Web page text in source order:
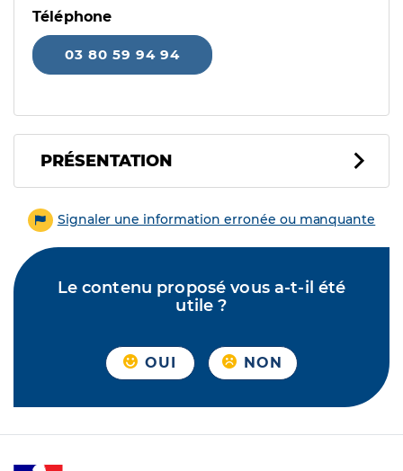
Téléphone
03 80 59 94 94
PRÉSENTATION
Signaler une information erronée ou manquante
Le contenu proposé vous a-t-il été
utile ?
OUI NON